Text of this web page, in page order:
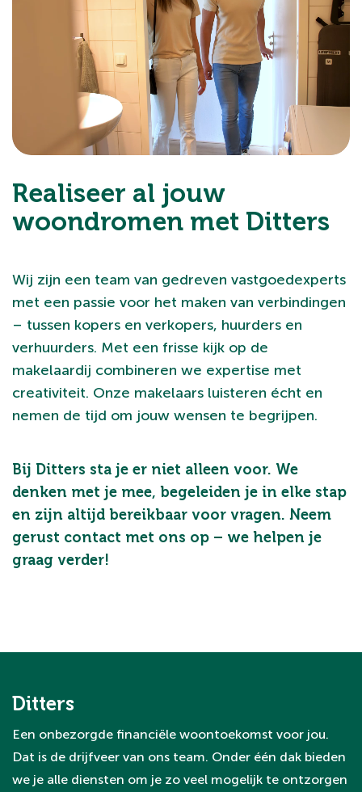
Realiseer al jouw
woondromen met Ditters
Wij zijn een team van gedreven vastgoedexperts
met een passie voor het maken van verbindingen
– tussen kopers en verkopers, huurders en
verhuurders. Met een frisse kijk op de
makelaardij combineren we expertise met
creativiteit. Onze makelaars luisteren écht en
nemen de tijd om jouw wensen te begrijpen.
Bij Ditters sta je er niet alleen voor. We
denken met je mee, begeleiden je in elke stap
en zijn altijd bereikbaar voor vragen. Neem
gerust contact met ons op – we helpen je
graag verder!
Ditters
Een onbezorgde financiële woontoekomst voor jou.
Dat is de drijfveer van ons team. Onder één dak bieden
we je alle diensten om je zo veel mogelijk te ontzorgen